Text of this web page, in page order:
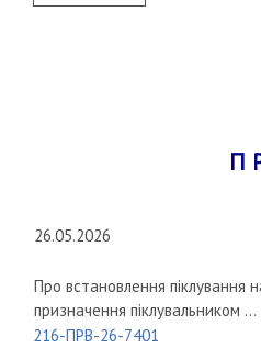
П
26.05.2026
Про встановлення піклування
призначення піклувальником ...
216-ПРВ-26-7401